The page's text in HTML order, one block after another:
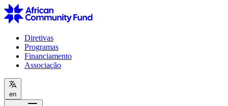
Diretivas
Programas
Financiamento
Associação
en